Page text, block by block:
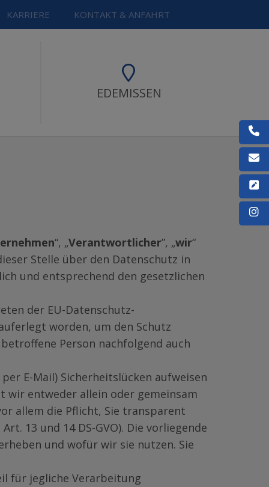
KARRIERE KONTAKT & ANFAHRT
EDEMISSEN
“, „Verantwortlicher”, „wir“
Stelle über den Datenschutz in
und entsprechend den gesetzlichen
der EU-Datenschutz-
worden, um den Schutz
Person nachfolgend auch
E-Mail) Sicherheitslücken aufweisen
wir entweder allein oder gemeinsam
allem die Pflicht, Sie transparent
13 und 14 DS-GVO). Die vorliegende
und wofür wir sie nutzen. Sie
für jegliche Verarbeitung
E-